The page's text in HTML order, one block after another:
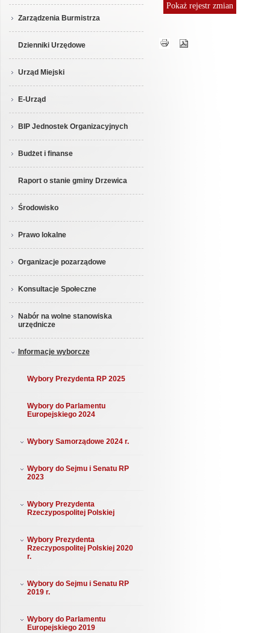
Zarządzenia Burmistrza
Dzienniki Urzędowe
Urząd Miejski
E-Urząd
BIP Jednostek Organizacyjnych
Budżet i finanse
Raport o stanie gminy Drzewica
Środowisko
Prawo lokalne
Organizacje pozarządowe
Konsultacje Społeczne
Nabór na wolne stanowiska
urzędnicze
Informacje wyborcze
Wybory Prezydenta RP 2025
Wybory do Parlamentu
Europejskiego 2024
Wybory Samorządowe 2024 r.
Wybory do Sejmu i Senatu RP
2023
Wybory Prezydenta
Rzeczypospolitej Polskiej
Wybory Prezydenta
Rzeczypospolitej Polskiej 2020
r.
Wybory do Sejmu i Senatu RP
2019 r.
Wybory do Parlamentu
Europejskiego 2019
Pokażrejestr zmian